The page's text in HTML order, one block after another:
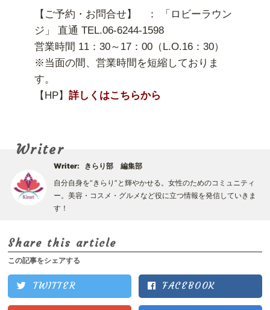
【ご予約・お問合せ】 ： 「ロビーラウン
ジ」 直通 TEL.06-6244-1598
営業時間 11：30～17：00（L.O.16：30）
※当面の間、営業時間を短縮しておりま
す。
【HP】 詳しくはこちらから
Writer
Writer:
きらり部 編集部
自分自身を“きらり”と輝やかせる。女性のためのコミュニティ
ー。美容・コスメ・グルメなど役に立つ情報を発信していきま
す！
Share this article
この記事をシェアする
TWITTER FACEBOOK